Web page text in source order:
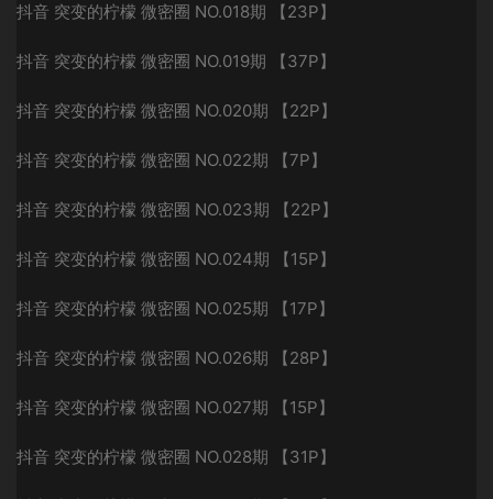
抖音 突变的柠檬 微密圈 NO.018期 【23P】
抖音 突变的柠檬 微密圈 NO.019期 【37P】
抖音 突变的柠檬 微密圈 NO.020期 【22P】
抖音 突变的柠檬 微密圈 NO.022期 【7P】
抖音 突变的柠檬 微密圈 NO.023期 【22P】
抖音 突变的柠檬 微密圈 NO.024期 【15P】
抖音 突变的柠檬 微密圈 NO.025期 【17P】
抖音 突变的柠檬 微密圈 NO.026期 【28P】
抖音 突变的柠檬 微密圈 NO.027期 【15P】
抖音 突变的柠檬 微密圈 NO.028期 【31P】